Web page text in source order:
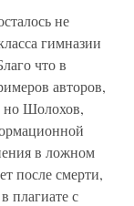
не
гимназии
что в
авторов,
но Шолохов,
в ложном
после смерти,
плагиате с